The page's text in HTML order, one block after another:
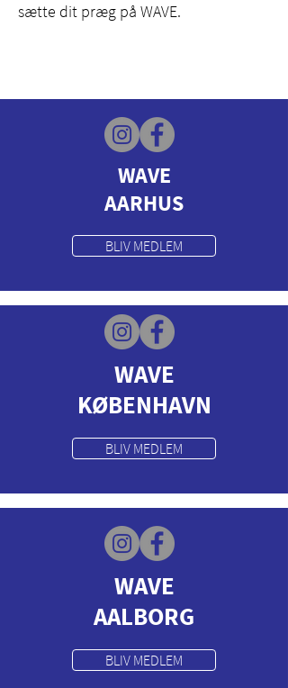
sætte dit præg på WAVE.
WAVE
AARHUS
BLIV MEDLEM
WAVE
KØBENHAVN
BLIV MEDLEM
WAVE
AALBORG
BLIV MEDLEM